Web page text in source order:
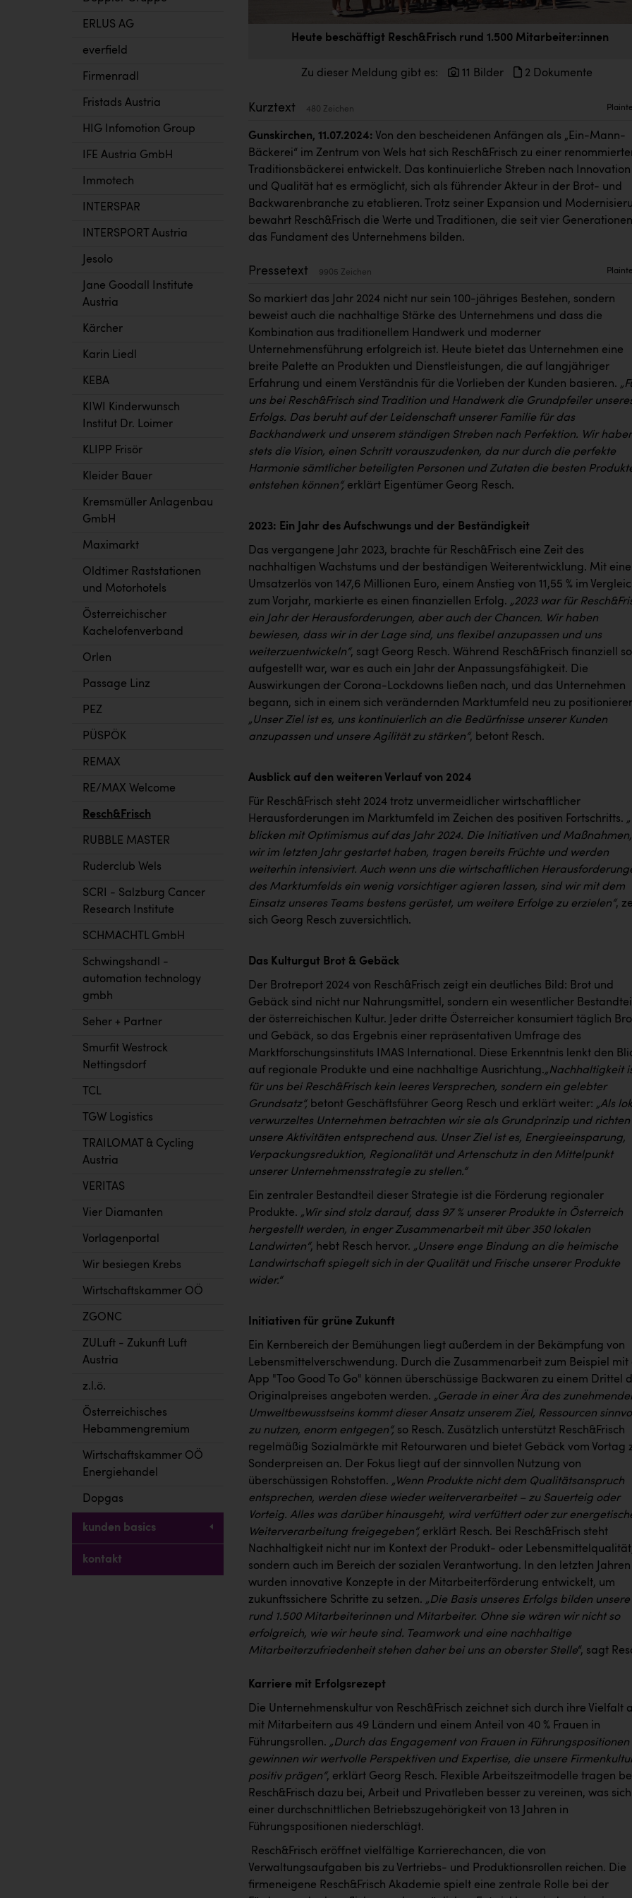
ERLUS AG
everfield
Firmenradl
Fristads Austria
HIG Infomotion Group
IFE Austria GmbH
Immotech
INTERSPAR
INTERSPORT Austria
Jesolo
Jane Goodall Institute
Austria
Kärcher
Karin Liedl
KEBA
KIWI Kinderwunsch
Institut Dr. Loimer
KLIPP Frisör
Kleider Bauer
Kremsmüller Anlagenbau
GmbH
Maximarkt
Oldtimer Raststationen
und Motorhotels
Österreichischer
Kachelofenverband
Orlen
Passage Linz
PEZ
PÜSPÖK
REMAX
RE/MAX Welcome
Resch&Frisch
RUBBLE MASTER
Ruderclub Wels
SCRI - Salzburg Cancer
Research Institute
SCHMACHTL GmbH
Schwingshandl -
automation technology
gmbh
Seher + Partner
Smurfit Westrock
Nettingsdorf
TCL
TGW Logistics
TRAILOMAT & Cycling
Austria
VERITAS
Vier Diamanten
Vorlagenportal
Wir besiegen Krebs
Wirtschaftskammer OÖ
ZGONC
ZULuft - Zukunft Luft
Austria
z.l.ö.
Österreichisches
Hebammengremium
Wirtschaftskammer OÖ
Energiehandel
Dopgas
kunden basics
kontakt
Heute beschäftigt Resch&Frisch rund 1.500 Mitarbeiter:innen
Zu dieser Meldung gibt es: 11 Bilder 2 Dokumente
Kurztext 480 Zeichen
Gunskirchen, 11.07.2024: Von den bescheidenen Anfängen als „Ein-Mann-
Bäckerei“ im Zentrum von Wels hat sich Resch&Frisch zu einer
Traditionsbäckerei entwickelt. Das kontinuierliche Streben nach Innovation
und Qualität hat es ermöglicht, sich als führender Akteur in der Brot- und
Backwarenbranche zu etablieren. Trotz seiner Expansion und
bewahrt Resch&Frisch die Werte und Traditionen, die seit vier Generationen
das Fundament des Unternehmens bilden.
Pressetext 9905 Zeichen
So markiert das Jahr 2024 nicht nur sein 100-jähriges Bestehen, sondern
beweist auch die nachhaltige Stärke des Unternehmens und dass die
Kombination aus traditionellem Handwerk und moderner
Unternehmensführung erfolgreich ist. Heute bietet das Unternehmen eine
breite Palette an Produkten und Dienstleistungen, die auf langjähriger
Erfahrung und einem Verständnis für die Vorlieben der Kunden basieren. „
uns bei Resch&Frisch sind Tradition und Handwerk die Grundpfeiler
Erfolgs. Das beruht auf der Leidenschaft unserer Familie für das
Backhandwerk und unserem ständigen Streben nach Perfektion. Wir
stets die Vision, einen Schritt vorauszudenken, da nur durch die perfekte
Harmonie sämtlicher beteiligten Personen und Zutaten die besten
entstehen können“, erklärt Eigentümer Georg Resch.
2023: Ein Jahr des Aufschwungs und der Beständigkeit
Das vergangene Jahr 2023, brachte für Resch&Frisch eine Zeit des
nachhaltigen Wachstums und der beständigen Weiterentwicklung. Mit
Umsatzerlös von 147,6 Millionen Euro, einem Anstieg von 11,55 % im
zum Vorjahr, markierte es einen finanziellen Erfolg. „2023 war für
ein Jahr der Herausforderungen, aber auch der Chancen. Wir haben
bewiesen, dass wir in der Lage sind, uns flexibel anzupassen und uns
weiterzuentwickeln“, sagt Georg Resch. Während Resch&Frisch finanziell
aufgestellt war, war es auch ein Jahr der Anpassungsfähigkeit. Die
Auswirkungen der Corona-Lockdowns ließen nach, und das Unternehmen
begann, sich in einem sich verändernden Marktumfeld neu zu
„Unser Ziel ist es, uns kontinuierlich an die Bedürfnisse unserer Kunden
anzupassen und unsere Agilität zu stärken“, betont Resch.
Ausblick auf den weiteren Verlauf von 2024
Für Resch&Frisch steht 2024 trotz unvermeidlicher wirtschaftlicher
Herausforderungen im Marktumfeld im Zeichen des positiven Fortschritts.
blicken mit Optimismus auf das Jahr 2024. Die Initiativen und
wir im letzten Jahr gestartet haben, tragen bereits Früchte und werden
weiterhin intensiviert. Auch wenn uns die wirtschaftlichen
des Marktumfelds ein wenig vorsichtiger agieren lassen, sind wir mit dem
Einsatz unseres Teams bestens gerüstet, um weitere Erfolge zu erzielen“,
sich Georg Resch zuversichtlich.
Das Kulturgut Brot & Gebäck
Der Brotreport 2024 von Resch&Frisch zeigt ein deutliches Bild: Brot und
Gebäck sind nicht nur Nahrungsmittel, sondern ein wesentlicher Bestandteil
der österreichischen Kultur. Jeder dritte Österreicher konsumiert täglich
und Gebäck, so das Ergebnis einer repräsentativen Umfrage des
Marktforschungsinstituts IMAS International. Diese Erkenntnis lenkt den
auf regionale Produkte und eine nachhaltige Ausrichtung.„Nachhaltigkeit
für uns bei Resch&Frisch kein leeres Versprechen, sondern ein gelebter
Grundsatz“, betont Geschäftsführer Georg Resch und erklärt weiter: „Als
verwurzeltes Unternehmen betrachten wir sie als Grundprinzip und richten
unsere Aktivitäten entsprechend aus. Unser Ziel ist es, Energieeinsparung,
Verpackungsreduktion, Regionalität und Artenschutz in den Mittelpunkt
unserer Unternehmensstrategie zu stellen.“
Ein zentraler Bestandteil dieser Strategie ist die Förderung regionaler
Produkte. „Wir sind stolz darauf, dass 97 % unserer Produkte in Österreich
hergestellt werden, in enger Zusammenarbeit mit über 350 lokalen
Landwirten“, hebt Resch hervor. „Unsere enge Bindung an die heimische
Landwirtschaft spiegelt sich in der Qualität und Frische unserer Produkte
wider.“
Initiativen für grüne Zukunft
Ein Kernbereich der Bemühungen liegt außerdem in der Bekämpfung von
Lebensmittelverschwendung. Durch die Zusammenarbeit zum Beispiel mit
App "Too Good To Go" können überschüssige Backwaren zu einem Drittel
Originalpreises angeboten werden. „Gerade in einer Ära des
Umweltbewusstseins kommt dieser Ansatz unserem Ziel, Ressourcen
zu nutzen, enorm entgegen“, so Resch. Zusätzlich unterstützt Resch&Frisch
regelmäßig Sozialmärkte mit Retourwaren und bietet Gebäck vom Vortag
Sonderpreisen an. Der Fokus liegt auf der sinnvollen Nutzung von
überschüssigen Rohstoffen. „Wenn Produkte nicht dem Qualitätsanspruch
entsprechen, werden diese wieder weiterverarbeitet – zu Sauerteig oder
Vorteig. Alles was darüber hinausgeht, wird verfüttert oder zur
Weiterverarbeitung freigegeben“, erklärt Resch. Bei Resch&Frisch steht
Nachhaltigkeit nicht nur im Kontext der Produkt- oder
sondern auch im Bereich der sozialen Verantwortung. In den letzten Jahren
wurden innovative Konzepte in der Mitarbeiterförderung entwickelt, um
zukunftssichere Schritte zu setzen. „Die Basis unseres Erfolgs bilden unsere
rund 1.500 Mitarbeiterinnen und Mitarbeiter. Ohne sie wären wir nicht so
erfolgreich, wie wir heute sind. Teamwork und eine nachhaltige
Mitarbeiterzufriedenheit stehen daher bei uns an oberster Stelle“, sagt
Karriere mit Erfolgsrezept
Die Unternehmenskultur von Resch&Frisch zeichnet sich durch ihre Vielfalt
mit Mitarbeitern aus 49 Ländern und einem Anteil von 40 % Frauen in
Führungsrollen. „Durch das Engagement von Frauen in Führungspositionen
gewinnen wir wertvolle Perspektiven und Expertise, die unsere
positiv prägen“, erklärt Georg Resch. Flexible Arbeitszeitmodelle tragen
Resch&Frisch dazu bei, Arbeit und Privatleben besser zu vereinen, was
einer durchschnittlichen Betriebszugehörigkeit von 13 Jahren in
Führungspositionen niederschlägt.
Resch&Frisch eröffnet vielfältige Karrierechancen, die von
Verwaltungsaufgaben bis zu Vertriebs- und Produktionsrollen reichen. Die
firmeneigene Resch&Frisch Akademie spielt eine zentrale Rolle bei der